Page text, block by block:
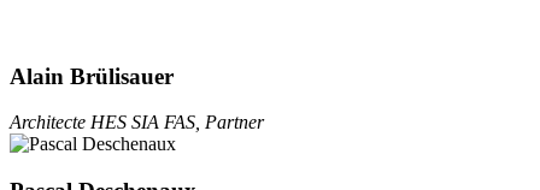
Alain Brülisauer
Architecte HES SIA FAS, Partner